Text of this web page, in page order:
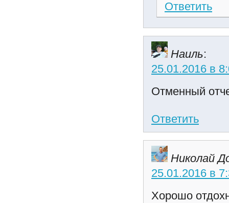
Ответить
Наиль:
25.01.2016 в
Отменный
Ответить
Николай
25.01.2016 в
Хорошо